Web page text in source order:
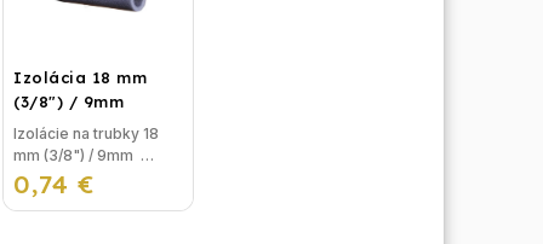
Izolácia 18 mm
(3/8") / 9mm
0,74 €
Izolácie na trubky 18
mm (3/8") / 9mm
Izolácia na potrubie,
alebo izolačná pena na